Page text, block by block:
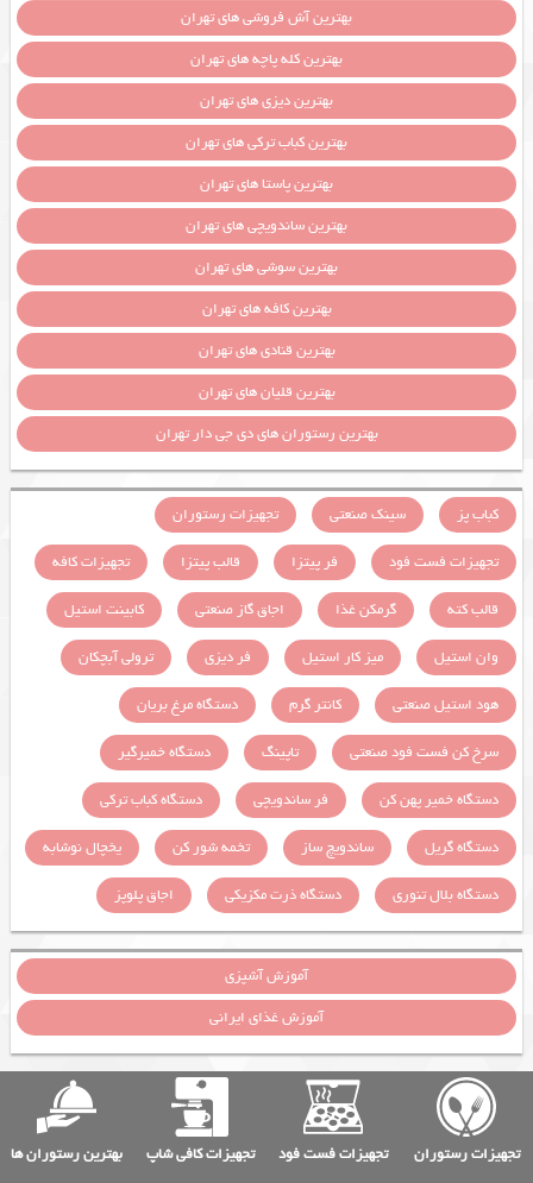
بهترین آش فروشی های تهران
بهترین کله پاچه های تهران
بهترین دیزی های تهران
بهترین کباب ترکی های تهران
بهترین پاستا های تهران
بهترین ساندویچی های تهران
بهترین سوشی های تهران
بهترین کافه های تهران
بهترین قنادی های تهران
بهترین قلیان های تهران
بهترین رستوران های دی جی دار تهران
کباب پز سینک صنعتی
تجهیزات رستوران
تجهیزات فست فود
فر پیتزا قالب پیتزا
تجهیزات کافه
قالب کته
گرمکن غذا اجاق گاز صنعتی
کابینت استیل
وان استیل
میز کار استیل فر دیزی
ترولی آبچکان
هود استیل صنعتی
کانتر گرم
دستگاه مرغ بریان
سرخ کن فست فود صنعتی
تاپینگ
دستگاه خمیرگیر
دستگاه خمیر پهن کن
فر ساندویچی
دستگاه کباب ترکی
دستگاه گریل
ساندویچ ساز تخمه شور کن
یخچال نوشابه
دستگاه بلال تنوری
دستگاه ذرت مکزیکی اجاق پلوپز
آموزش آشپزی
آموزش غذای ایرانی
تجهیزات رستوران تجهیزات فست فود تجهیزات کافی شاپ بهترین رستوران ها